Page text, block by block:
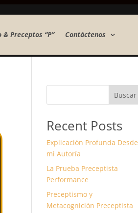
Preceptos “P” Contáctenos
Buscar
Recent Posts
Explicación Profunda Desde
mi Autoría
La Prueba Preceptista
Performance
Preceptismo y
Metacognición Preceptista